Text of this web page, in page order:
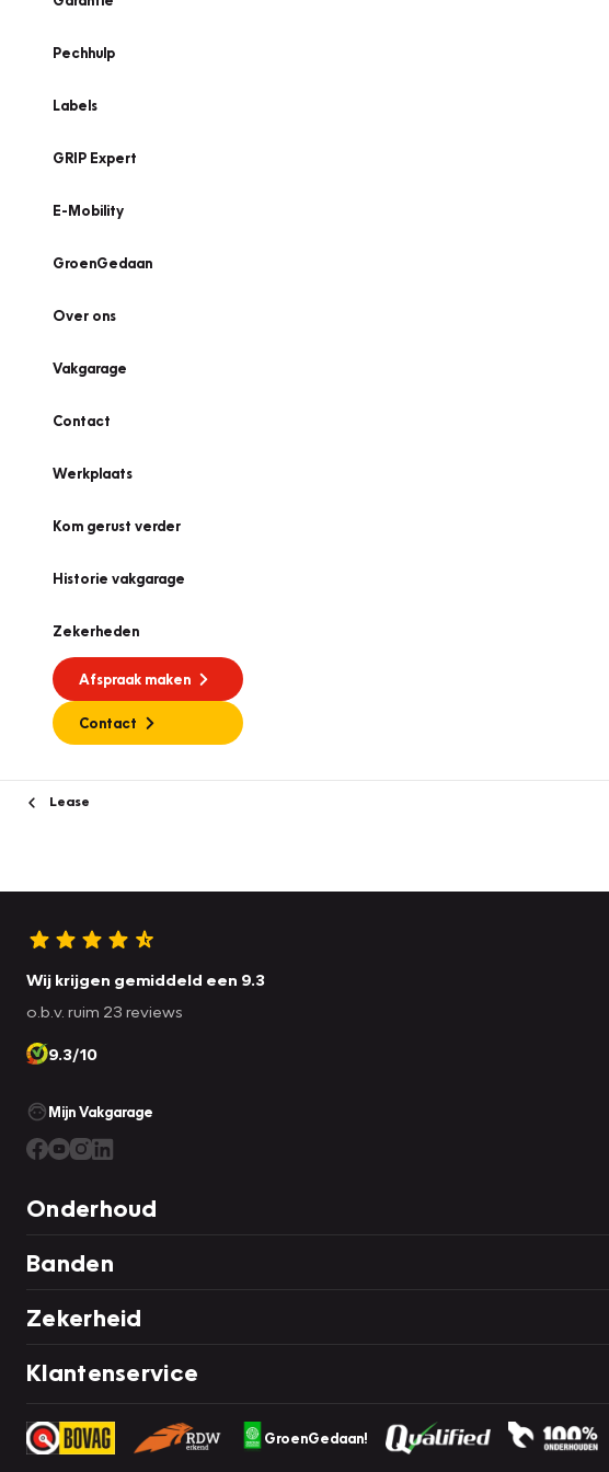
Pechhulp
Labels
GRIP Expert
E-Mobility
GroenGedaan
Over ons
Vakgarage
Contact
Werkplaats
Kom gerust verder
Historie vakgarage
Zekerheden
Afspraak maken
Contact
Lease
Wij krijgen gemiddeld een 9.3
o.b.v. ruim 23 reviews
9.3/10
Mijn Vakgarage
Onderhoud
Banden
Zekerheid
Klantenservice
GroenGedaan!